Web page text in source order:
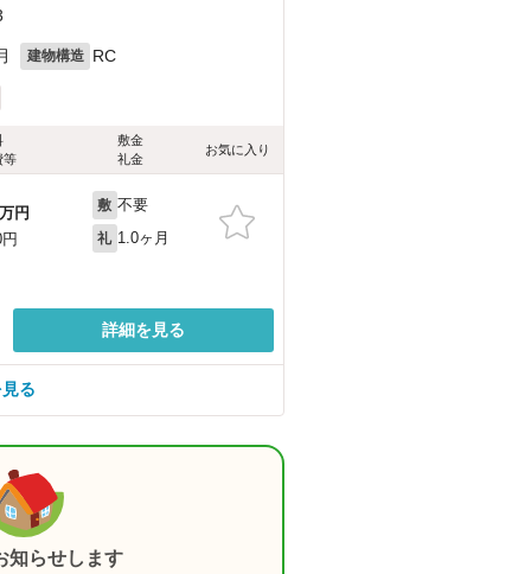
建物構造 RC
等
敷金
礼金
お気に入り
円
敷 不要
礼 1.0ヶ月
詳細を見る
る
知らせします